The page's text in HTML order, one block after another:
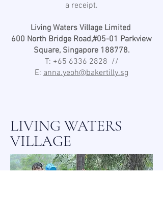
a receipt.
Living Waters Village Limited
600 North Bridge Road,#05-01 Parkview
Square, Singapore 188778.
T: +65 6336 2828 //
E: anna.yeoh@bakertilly.sg
LIVING WATERS
VILLAGE